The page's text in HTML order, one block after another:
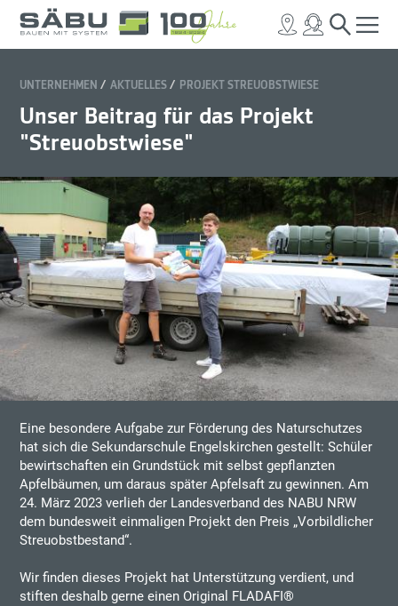
UNTERNEHMEN AKTUELLES PROJEKT STREUOBSTWIESE
Unser Beitrag für das Projekt
"Streuobstwiese"
Eine besondere Aufgabe zur Förderung des Naturschutzes
hat sich die Sekundarschule Engelskirchen gestellt: Schüler
bewirtschaften ein Grundstück mit selbst gepflanzten
Apfelbäumen, um daraus später Apfelsaft zu gewinnen. Am
24. März 2023 verlieh der Landesverband des NABU NRW
dem bundesweit einmaligen Projekt den Preis „Vorbildlicher
Streuobstbestand“.
Wir finden dieses Projekt hat Unterstützung verdient, und
stiften deshalb gerne einen Original FLADAFI®